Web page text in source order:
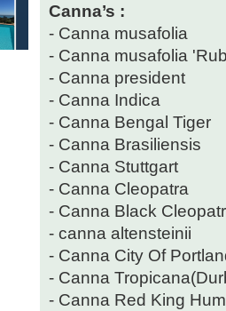
Canna’s :
- Canna musafolia
- Canna musafolia
- Canna president
- Canna Indica
- Canna Bengal Tiger
- Canna Brasiliensis
- Canna Stuttgart
- Canna Cleopatra
- Canna Black
- canna altensteinii
- Canna City Of
- Canna
- Canna Red King